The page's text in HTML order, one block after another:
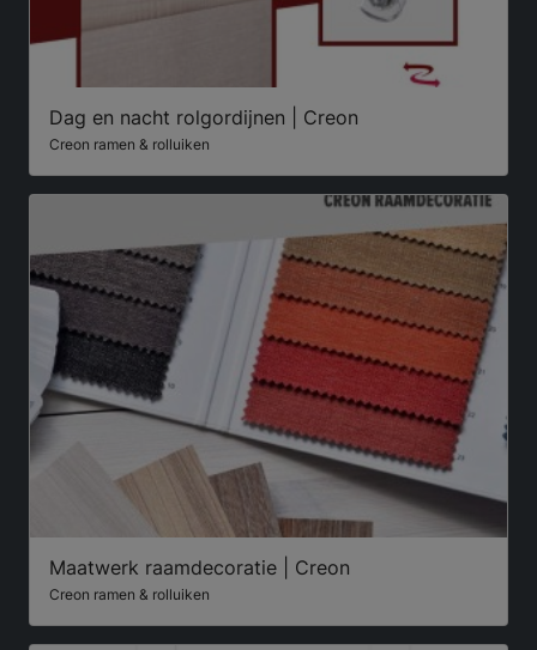
Dag en nacht rolgordijnen | Creon
Creon ramen & rolluiken
Maatwerk raamdecoratie | Creon
Creon ramen & rolluiken